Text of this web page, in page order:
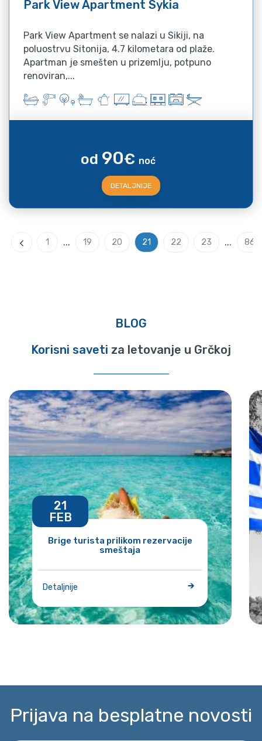
Park View Apartment Sykia
Park View Apartment se nalazi u Sikiji, na
poluostrvu Sitonija, 4.7 kilometara od plaže.
Apartman je smešten u prizemlju, potpuno
renoviran,...
od 90€ noć
DETALJNIJE
Previous
1 ... 19 20 21 22 23 ... 86
BLOG
Korisni saveti za letovanje u Grčkoj
Brige turista prilikom rezervacije
smeštaja
Detaljnije
21
FEB
Prijava na besplatne novosti